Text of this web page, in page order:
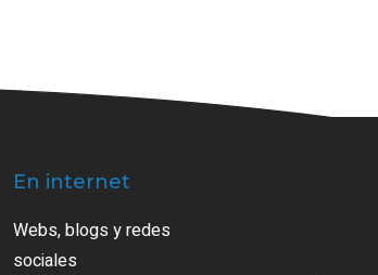
En internet
Webs, blogs y redes
sociales